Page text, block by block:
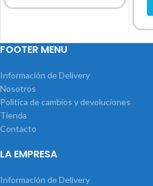
FOOTER MENU
Información de Delivery
Nosotros
Política de cambios y devoluciones
Tienda
Contacto
LA EMPRESA
Información de Delivery